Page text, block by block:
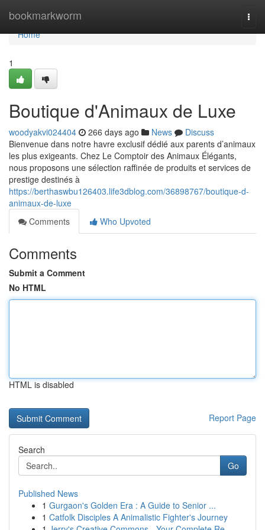
bookmarkworm
Home
Home
1
Boutique d'Animaux de Luxe
woodyakvi024404 266 days ago News
Discuss
Bienvenue dans notre havre exclusif dédié aux parents d’animaux
les plus exigeants. Chez Le Comptoir des Animaux Élégants,
nous proposons une sélection raffinée de produits et services de
prestige destinés à
https://berthaswbu126403.life3dblog.com/36898767/boutique-d-
animaux-de-luxe
Comments
Who Upvoted
Comments
Submit a Comment
No HTML
HTML is disabled
Report Page
Search
Go
Published News
1 Gurgaon's Golden Era : A Guide to Senior ...
1 Catfolk Disciples A Animalistic Fighter's Journey